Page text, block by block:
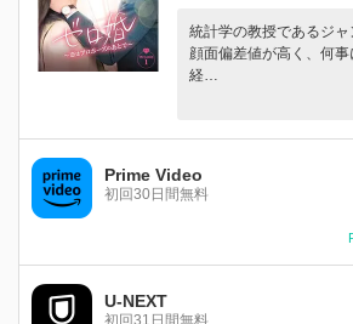
統計学の教授であるジャ
顔面偏差値が高く、何
経…
Prime Video
初回30日間無料
U-NEXT
初回31日間無料